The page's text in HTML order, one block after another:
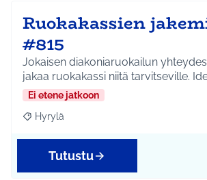
Ruokakassien
#815
Jokaisen diakoniaruokailun
jakaa
Ei etene jatkoon
Rajaa tulokset aihepiirin mukaan: Hyrylä
Hyrylä
Tutustu